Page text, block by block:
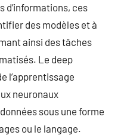
d’informations, ces
des modèles et à
ainsi des tâches
Le deep
l’apprentissage
neuronaux
sous une forme
ou le langage.